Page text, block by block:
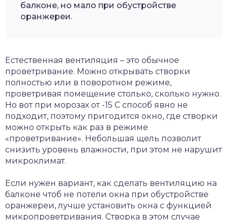
балконе, но мало при обустройстве
оранжереи.
Естественная вентиляция – это обычное
проветривание. Можно открывать створки
полностью или в поворотном режиме,
проветривая помещение столько, сколько нужно.
Но вот при морозах от -15 С способ явно не
подходит, поэтому пригодится окно, где створки
можно открыть как раз в режиме
«проветривание». Небольшая щель позволит
снизить уровень влажности, при этом не нарушит
микроклимат.
Если нужен вариант, как сделать вентиляцию на
балконе чтоб не потели окна при обустройстве
оранжереи, лучше установить окна с функцией
микропроветривания. Створка в этом случае